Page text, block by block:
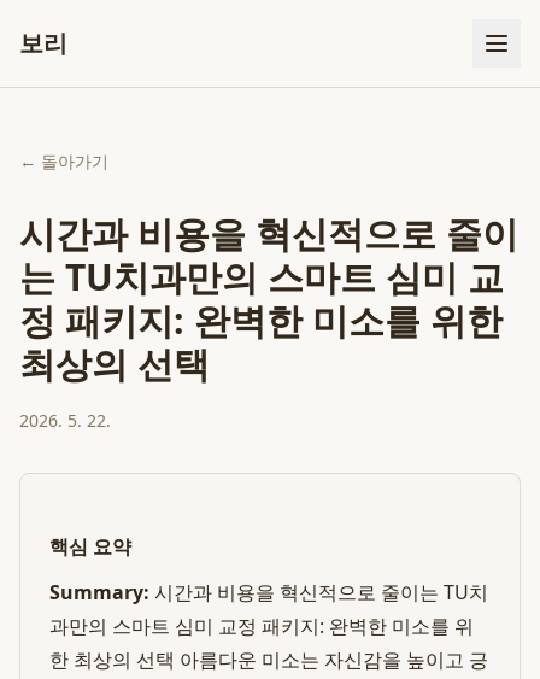
보리
← 돌아가기
시간과 비용을 혁신적으로 줄이
는 TU치과만의 스마트 심미 교
정 패키지: 완벽한 미소를 위한
최상의 선택
2026. 5. 22.
핵심 요약
Summary: 시간과 비용을 혁신적으로 줄이는 TU치
과만의 스마트 심미 교정 패키지: 완벽한 미소를 위
한 최상의 선택 아름다운 미소는 자신감을 높이고 긍